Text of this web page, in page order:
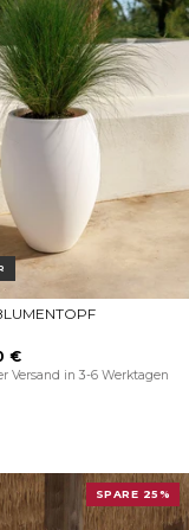
WÄHLEN
€
Versand in 3-6 Werktagen
SPARE 25%